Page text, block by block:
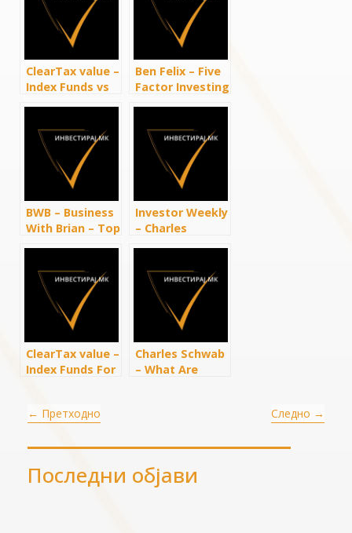
ClearTax value –
Index Funds vs
For Beginners
Ben Felix – Five
Factor Investing
BWB – Business
With Brian – Top
with High
Growth
Investor Weekly
– Charles
to Live Off
Dividends
ClearTax value –
Index Funds For
Passive
Stock Market
Charles Schwab
– What Are
← Претходно Следно →
Последни објави